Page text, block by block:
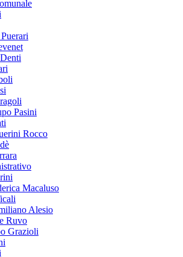
Pasini
Rocco
Macaluso
Alesio
Ruvo
Grazioli